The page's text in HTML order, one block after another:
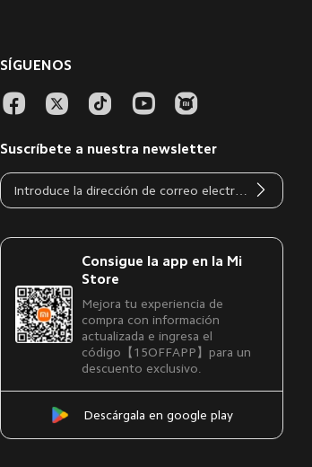
SÍGUENOS
Suscríbete a nuestra newsletter
Consigue la app en la Mi
Store
Mejora tu experiencia de
compra con información
actualizada e ingresa el
código【15OFFAPP】para un
descuento exclusivo.
Descárgala en google play